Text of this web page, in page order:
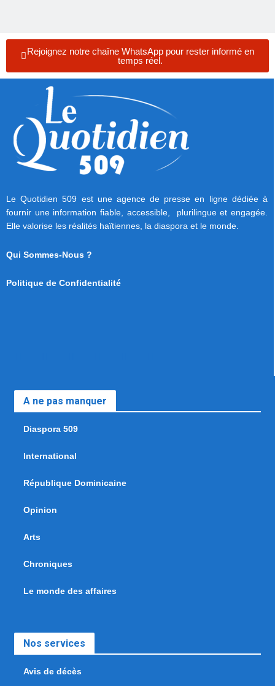
Rejoignez notre chaîne WhatsApp pour rester informé en
temps réel.
Le Quotidien 509 est une agence de presse en ligne dédiée à
fournir une information fiable, accessible, plurilingue et engagée.
Elle valorise les réalités haïtiennes, la diaspora et le monde.
Qui Sommes-Nous ?
Politique de Confidentialité
A ne pas manquer
Diaspora 509
International
République Dominicaine
Opinion
Arts
Chroniques
Le monde des affaires
Nos services
Avis de décès